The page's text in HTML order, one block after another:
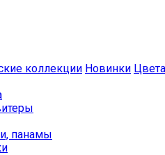
коллекции Новинки Цвета
панамы